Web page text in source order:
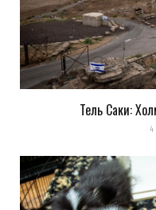
Тель Саки:
4